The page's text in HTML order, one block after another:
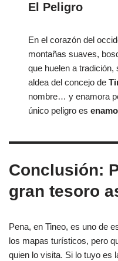
El Peligro
En el corazón del
montañas suaves,
que huelen a tradición,
aldea del concejo de
nombre… y enamora
único peligro es
Conclusión:
gran tesoro
Pena, en Tineo, es uno de
los mapas turísticos, pero
quien lo visita. Si lo tuyo es